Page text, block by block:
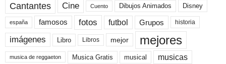
Cantantes Cine Cuento Dibujos Animados Disney
españa famosos fotos futbol Grupos historia
imágenes Libro Libros mejor mejores
musica de reggaeton Musica Gratis musical musicas